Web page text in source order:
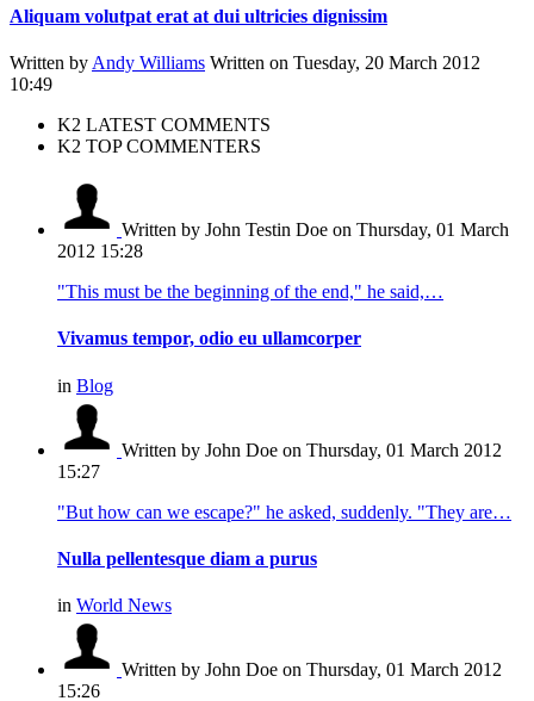
Aliquam volutpat erat at dui ultricies dignissim
Written by Andy Williams Written on Tuesday, 20 March 2012
10:49
K2 LATEST COMMENTS
K2 TOP COMMENTERS
Written by John Testin Doe on Thursday, 01 March
2012 15:28
"This must be the beginning of the end," he said,…
Vivamus tempor, odio eu ullamcorper
in Blog
Written by John Doe on Thursday, 01 March 2012
15:27
"But how can we escape?" he asked, suddenly. "They are…
Nulla pellentesque diam a purus
in World News
Written by John Doe on Thursday, 01 March 2012
15:26